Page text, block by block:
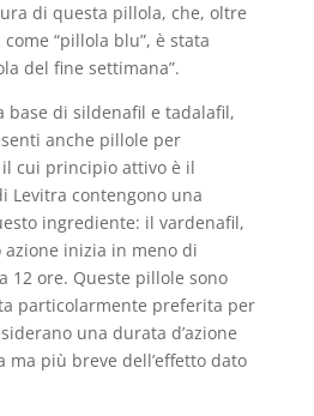
di questa pillola, che, oltre
“pillola blu”, è stata
del fine settimana”.
base di sildenafil e tadalafil,
anche pillole per
il cui principio attivo è il
Levitra contengono una
ingrediente: il vardenafil,
inizia in meno di
12 ore. Queste pillole sono
particolarmente preferita per
una durata d’azione
più breve dell’effetto dato